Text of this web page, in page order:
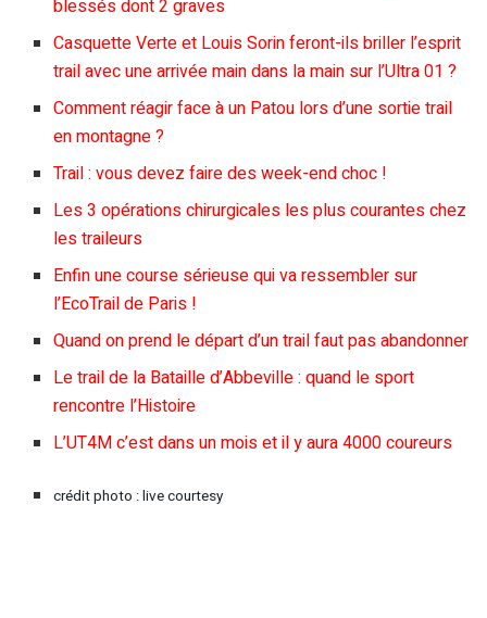
blessés dont 2 graves
Casquette Verte et Louis Sorin feront-ils briller l’esprit
trail avec une arrivée main dans la main sur l’Ultra 01 ?
Comment réagir face à un Patou lors d’une sortie trail
en montagne ?
Trail : vous devez faire des week-end choc !
Les 3 opérations chirurgicales les plus courantes chez
les traileurs
Enfin une course sérieuse qui va ressembler sur
l’EcoTrail de Paris !
Quand on prend le départ d’un trail faut pas abandonner
Le trail de la Bataille d’Abbeville : quand le sport
rencontre l’Histoire
L’UT4M c’est dans un mois et il y aura 4000 coureurs
crédit photo : live courtesy